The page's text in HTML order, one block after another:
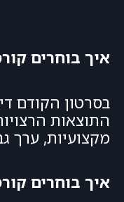
איך בוחרים
בסרטון הקודם
התוצאות
מקצועיות, ערך
איך בוחרים